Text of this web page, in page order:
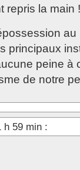
repris la main !
au
principaux
peine à
de notre
h 59 min :